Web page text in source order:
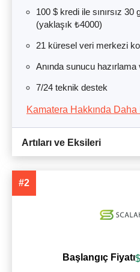
100 $ kredi ile sınırsız
(yaklaşık ₺4000)
21 küresel veri merkezi
Anında sunucu hazırlama
7/24 teknik destek
Kamatera Hakkında
Artıları ve Eksileri
#2
Başlangıç Fiyatı$